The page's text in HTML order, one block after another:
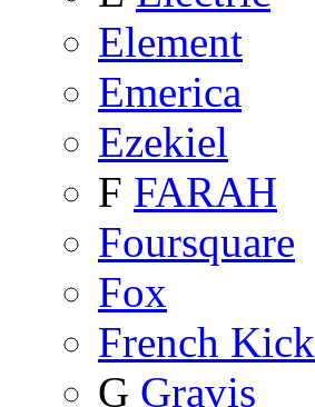
Element
Emerica
Ezekiel
F FARAH
Foursquare
Fox
French Kick
G Gravis